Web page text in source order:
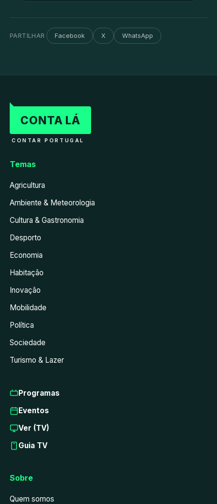
PARTILHAR Facebook X WhatsApp
CONTA LÁ
CONTAR PORTUGAL
Temas
Agricultura
Ambiente & Meteorologia
Cultura & Gastronomia
Desporto
Economia
Habitação
Inovação
Mobilidade
Política
Sociedade
Turismo & Lazer
Programas
Eventos
Ver (TV)
Guia TV
Sobre
Quem somos